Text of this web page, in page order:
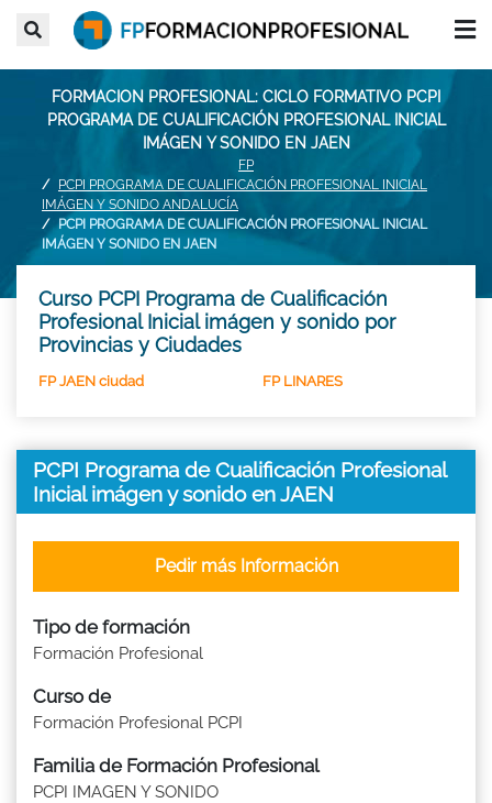
FORMACION PROFESIONAL: CICLO FORMATIVO PCPI
PROGRAMA DE CUALIFICACIÓN PROFESIONAL INICIAL
IMÁGEN Y SONIDO EN JAEN
FP
PCPI PROGRAMA DE CUALIFICACIÓN PROFESIONAL INICIAL
IMÁGEN Y SONIDO ANDALUCÍA
PCPI PROGRAMA DE CUALIFICACIÓN PROFESIONAL INICIAL
IMÁGEN Y SONIDO EN JAEN
Curso PCPI Programa de Cualificación
Profesional Inicial imágen y sonido por
Provincias y Ciudades
FP JAEN ciudad FP LINARES
PCPI Programa de Cualificación Profesional
Inicial imágen y sonido en JAEN
Tipo de formación
Formación Profesional
Curso de
Formación Profesional PCPI
Familia de Formación Profesional
PCPI IMAGEN Y SONIDO
Pedir más Información